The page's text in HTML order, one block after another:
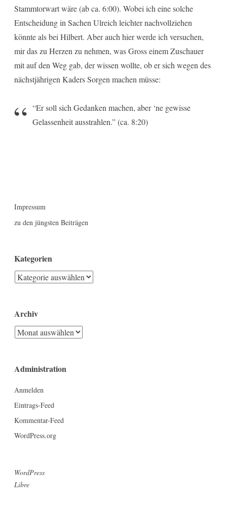
Stammtorwart wäre (ab ca. 6:00). Wobei ich eine solche
Entscheidung in Sachen Ulreich leichter nachvollziehen
könnte als bei Hilbert. Aber auch hier werde ich versuchen,
mir das zu Herzen zu nehmen, was Gross einem Zuschauer
mit auf den Weg gab, der wissen wollte, ob er sich wegen des
nächstjährigen Kaders Sorgen machen müsse:
“Er soll sich Gedanken machen, aber ‘ne gewisse
Gelassenheit ausstrahlen.” (ca. 8:20)
Impressum
zu den jüngsten Beiträgen
Kategorien
Kategorien
Archiv
Archiv
Administration
Anmelden
Eintrags-Feed
Kommentar-Feed
WordPress.org
WordPress
Libre